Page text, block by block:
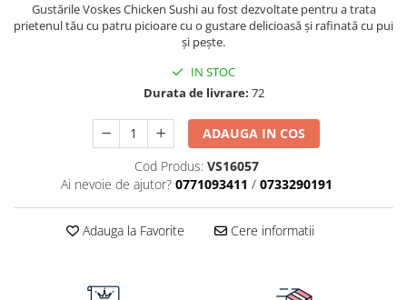
Gustările Voskes Chicken Sushi au fost dezvoltate pentru a trata
prietenul tău cu patru picioare cu o gustare delicioasă și rafinată cu pui
și pește.
IN STOC
Durata de livrare: 72
ADAUGA IN COS
Cod Produs: VS16057
Ai nevoie de ajutor? 0771093411 / 0733290191
Adauga la Favorite Cere informatii